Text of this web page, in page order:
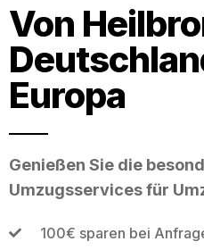
Von
Europa
Genießen Sie die
Umzugsservices für
100€ sparen bei